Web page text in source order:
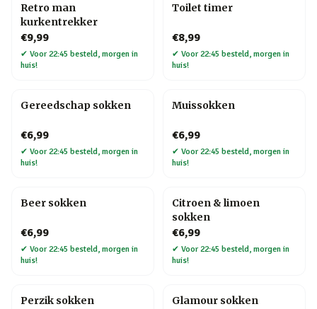
Retro man
kurkentrekker
€9,99
✔ Voor 22:45 besteld, morgen in
huis!
Toilet timer
€8,99
✔ Voor 22:45 besteld, morgen in
huis!
Gereedschap sokken
€6,99
✔ Voor 22:45 besteld, morgen in
huis!
Muissokken
€6,99
✔ Voor 22:45 besteld, morgen in
huis!
Beer sokken
€6,99
✔ Voor 22:45 besteld, morgen in
huis!
Citroen & limoen
sokken
€6,99
✔ Voor 22:45 besteld, morgen in
huis!
Perzik sokken Glamour sokken